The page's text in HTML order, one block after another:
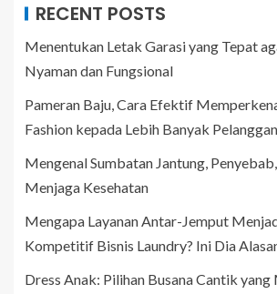
RECENT POSTS
Menentukan Letak Garasi yang Tepat
Nyaman dan Fungsional
Pameran Baju, Cara Efektif
Fashion kepada Lebih Banyak Pelanggan
Mengenal Sumbatan Jantung,
Menjaga Kesehatan
Mengapa Layanan Antar-Jemput
Kompetitif Bisnis Laundry? Ini Dia
Dress Anak: Pilihan Busana Cantik